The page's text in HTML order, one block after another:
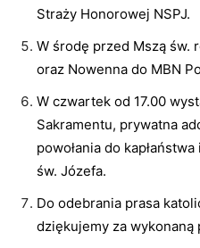
Straży Honorowej NSPJ.
W środę przed Mszą św.
oraz Nowenna do MBN
W czwartek od 17.00
Sakramentu, prywatna
powołania do
św. Józefa.
Do odebrania prasa
dziękujemy za wykonaną